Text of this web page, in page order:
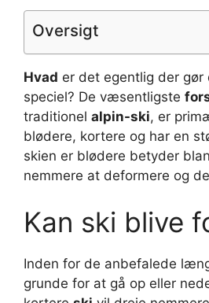
Oversigt
Hvad er det egentlig der gør
speciel? De væsentligste
traditionel alpin-ski, er
blødere, kortere og har en
skien er blødere betyder
nemmere at deformere og
Kan ski blive
Inden for de anbefalede
grunde for at gå op eller